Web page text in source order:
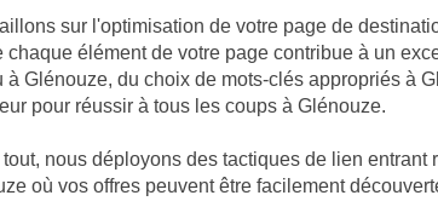
sur l'optimisation de votre page de
chaque élément de votre page contribue à un
à Glénouze, du choix de mots-clés appropriés à
pour réussir à tous les coups à Glénouze.
nous déployons des tactiques de lien
où vos offres peuvent être facilement